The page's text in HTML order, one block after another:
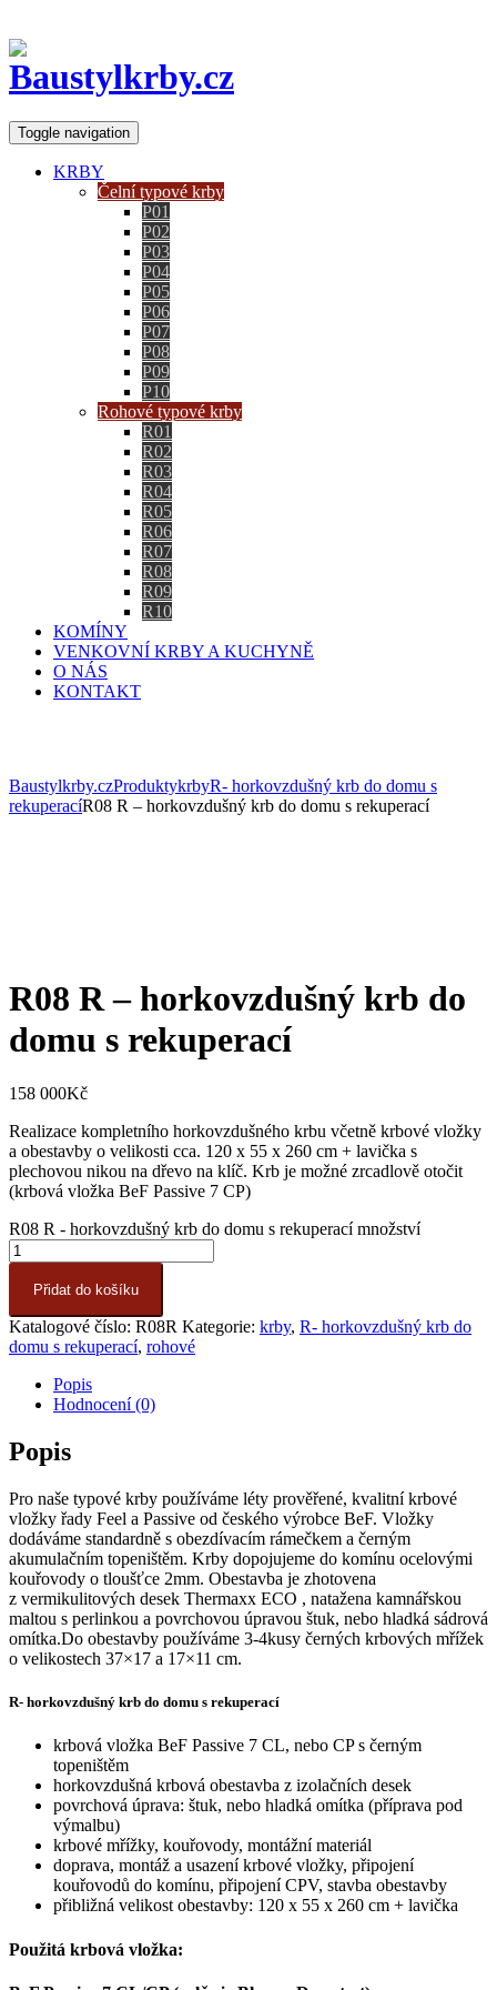
Toggle navigation
KRBY
Čelní typové krby
P01
P02
P03
P04
P05
P06
P07
P08
P09
P10
Rohové typové krby
R01
R02
R03
R04
R05
R06
R07
R08
R09
R10
KOMÍNY
VENKOVNÍ KRBY A KUCHYNĚ
O NÁS
KONTAKT
Baustylkrby.czProduktykrbyR- horkovzdušný krb do domu s
rekuperacíR08 R – horkovzdušný krb do domu s rekuperací
R08 R – horkovzdušný krb do
domu s rekuperací
158 000Kč
Realizace kompletního horkovzdušného krbu včetně krbové vložky
a obestavby o velikosti cca. 120 x 55 x 260 cm + lavička s
plechovou nikou na dřevo na klíč. Krb je možné zrcadlově otočit
(krbová vložka BeF Passive 7 CP)
R08 R - horkovzdušný krb do domu s rekuperací množství
Přidat do košíku
Katalogové číslo: R08R Kategorie: krby, R- horkovzdušný krb do
domu s rekuperací, rohové
Popis
Hodnocení (0)
Popis
Pro naše typové krby používáme léty prověřené, kvalitní krbové
vložky řady Feel a Passive od českého výrobce BeF. Vložky
dodáváme standardně s obezdívacím rámečkem a černým
akumulačním topeništěm. Krby dopojujeme do komínu ocelovými
kouřovody o tloušťce 2mm. Obestavba je zhotovena
z vermikulitových desek Thermaxx ECO , natažena kamnářskou
maltou s perlinkou a povrchovou úpravou štuk, nebo hladká sádrová
omítka.Do obestavby používáme 3-4kusy černých krbových mřížek
o velikostech 37×17 a 17×11 cm.
R- horkovzdušný krb do domu s rekuperací
krbová vložka BeF Passive 7 CL, nebo CP s černým
topeništěm
horkovzdušná krbová obestavba z izolačních desek
povrchová úprava: štuk, nebo hladká omítka (příprava pod
výmalbu)
krbové mřížky, kouřovody, montážní materiál
doprava, montáž a usazení krbové vložky, připojení
kouřovodů do komínu, připojení CPV, stavba obestavby
přibližná velikost obestavby: 120 x 55 x 260 cm + lavička
Použitá krbová vložka: